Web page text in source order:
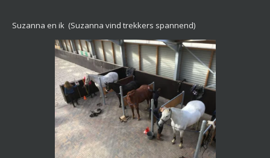
Suzanna en ik (Suzanna vind trekkers spannend)